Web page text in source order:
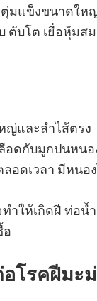
มแข็งขนาดให
ตับโต เยื่อหุ้มส
ญ่และลำไส้ตรง
ดกับมูกปนหน
อดเวลา มีหน
ทำให้เกิดฝี ท่อ
อ
โรคฝีมะ